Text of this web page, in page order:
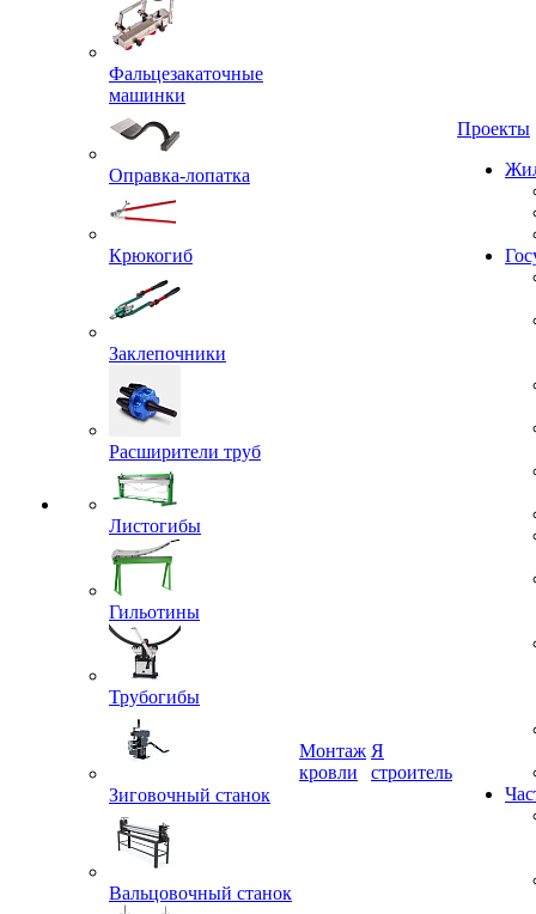
Фальцезакаточные
машинки
Оправка-лопатка
Крюкогиб
Заклепочники
Расширители труб
Листогибы
Гильотины
Трубогибы
Зиговочный станок
Вальцовочный станок
Монтаж
кровли
Я
строитель
Проекты